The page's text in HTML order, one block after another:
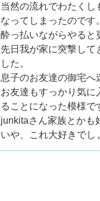
当然の流れでわたく
なってしまったのです
酔っ払いながらやると
先日我が家に突撃し
した。
息子のお友達の御宅
お友達もすっかり気
ることになった模様で
junkitaさん家族とかも
いや、これ大好きでし